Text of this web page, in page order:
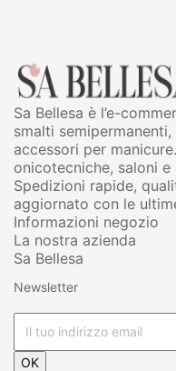
Sa Bellesa è l’e-
smalti
accessori per
onicotecniche, saloni
Spedizioni rapide,
aggiornato con le
Informazioni negozio
La nostra azienda
Sa Bellesa
Newsletter
OK